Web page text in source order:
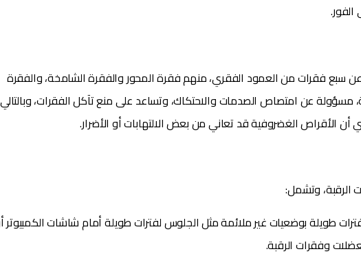
الفور.
سبع فقرات من العمود الفقري، منهم فقرة المحور والفقرة الشامخة، والفقرة
مسؤولة عن امتصاص الصدمات والاحتكاك، وتساعد على منع تآكل الفقرات،
الأقراص الغضروفية قد تعاني من بعض الالتهابات أو الأضرار.
الرقبة، وتشمل:
طويلة بوضعيات غير ملائمة مثل الجلوس لفترات طويلة أمام شاشات الكمبيوتر
وفقرات الرقبة.